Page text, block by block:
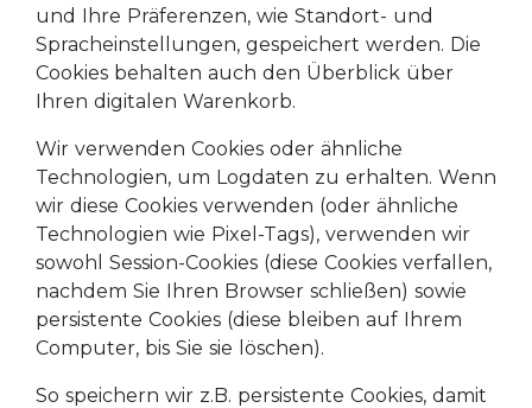
und Ihre Präferenzen, wie Standort- und
Spracheinstellungen, gespeichert werden. Die
Cookies behalten auch den Überblick über
Ihren digitalen Warenkorb.
Wir verwenden Cookies oder ähnliche
Technologien, um Logdaten zu erhalten. Wenn
wir diese Cookies verwenden (oder ähnliche
Technologien wie Pixel-Tags), verwenden wir
sowohl Session-Cookies (diese Cookies verfallen,
nachdem Sie Ihren Browser schließen) sowie
persistente Cookies (diese bleiben auf Ihrem
Computer, bis Sie sie löschen).
So speichern wir z.B. persistente Cookies, damit